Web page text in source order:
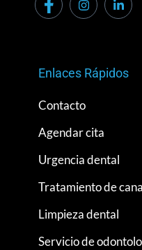
Enlaces Rápidos
Contacto
Agendar cita
Urgencia dental
Tratamiento de
Limpieza dental
Servicio de